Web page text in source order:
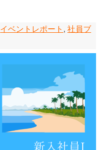
イベントレポート ,社員ブ